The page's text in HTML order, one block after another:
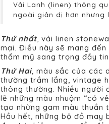
Vải Lanh (linen) thông
ngoài giản dị hơn nhưng
Thứ nhất, vải linen
mại. Điều này sẽ mang
thẩm mỹ sang trọng đầy
Thứ Hai, màu sắc của các
thường trầm lắng, vintage
thông thường. Nhiều người
lẽ những màu nhuộm “có
tạo những gam màu thuần
Hầu hết, những bộ đồ may